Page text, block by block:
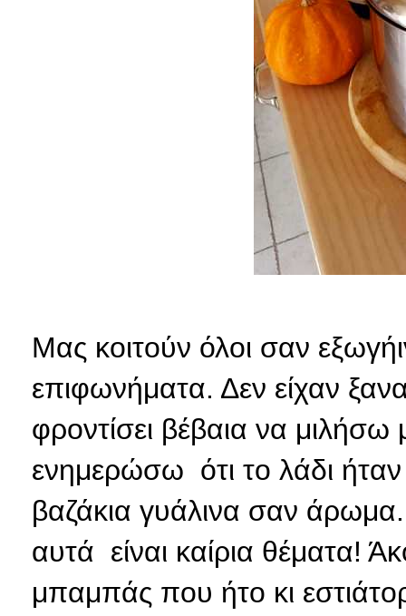
Μας κοιτούν όλοι σαν
επιφωνήματα. Δεν είχαν
φροντίσει βέβαια να
ενημερώσω ότι το λάδι
βαζάκια γυάλινα σαν
αυτά είναι καίρια θέματα!
μπαμπάς που ήτο κι